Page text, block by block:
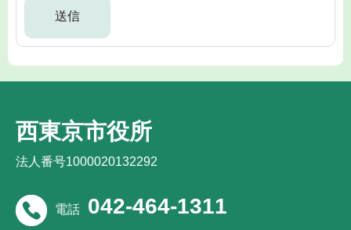
西東京市役所
法人番号1000020132292
電話 042-464-1311